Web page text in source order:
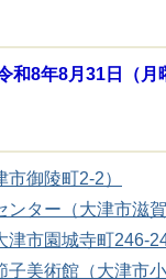
和8年8月31日（月
御陵町2-2）
ター（大津市滋
市園城寺町246-24
美術館（大津市小